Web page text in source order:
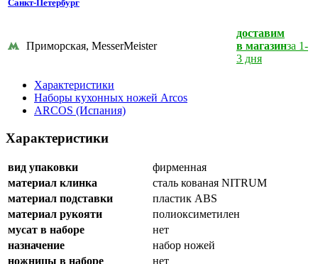
Санкт-Петербург
Приморская, MesserMeister
доставим
в магазинза 1-
3 дня
Характеристики
Наборы кухонных ножей Arcos
ARCOS (Испания)
Характеристики
вид упаковки
фирменная
материал клинка
сталь кованая NITRUM
материал подставки
пластик ABS
материал рукояти
полиоксиметилен
мусат в наборе
нет
назначение
набор ножей
ножницы в наборе
нет